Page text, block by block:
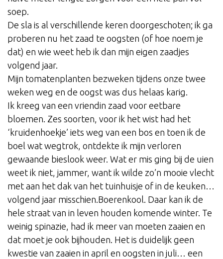
soep.
De sla is al verschillende keren doorgeschoten; ik ga
proberen nu het zaad te oogsten (of hoe noem je
dat) en wie weet heb ik dan mijn eigen zaadjes
volgend jaar.
Mijn tomatenplanten bezweken tijdens onze twee
weken weg en de oogst was dus helaas karig.
Ik kreeg van een vriendin zaad voor eetbare
bloemen. Zes soorten, voor ik het wist had het
‘kruidenhoekje’ iets weg van een bos en toen ik de
boel wat wegtrok, ontdekte ik mijn verloren
gewaande bieslook weer. Wat er mis ging bij de uien
weet ik niet, jammer, want ik wilde zo’n mooie vlecht
met aan het dak van het tuinhuisje of in de keuken…
volgend jaar misschien.Boerenkool. Daar kan ik de
hele straat van in leven houden komende winter. Te
weinig spinazie, had ik meer van moeten zaaien en
dat moet je ook bijhouden. Het is duidelijk geen
kwestie van zaaien in april en oogsten in juli… een